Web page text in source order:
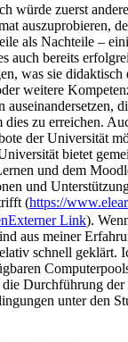
würde zuerst
auszuprobieren,
als Nachteile –
auch bereits
was sie didaktisch
weitere
dies zu erreichen.
der Universität
bietet
und dem
und
(https://
Externer Link).
aus meiner
schnell geklärt.
die Durchführung
unter den